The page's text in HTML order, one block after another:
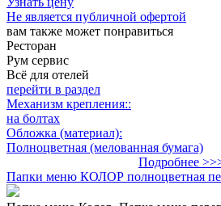
Не является публичной офертой
вам также может понравиться
Ресторан
Рум сервис
Всё для отелей
перейти в раздел
Механизм крепления::
на болтах
Обложка (материал):
Полноцветная (мелованная бумага)
Подробнее
Папки меню КОЛОР полноцветная